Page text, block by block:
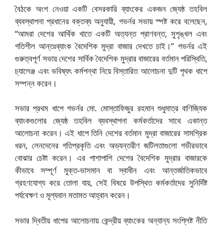
বৈঠকে অংশ নেওয়া একটি বেসরকারি ব্যাংকের একজন জ্যেষ্ঠ তহবিল
ব্যবস্থাপনা প্রধানের বক্তব্য অনুযায়ী, গভর্নর সভায় স্পষ্ট করে বলেছেন,
“আমরা দেশের আর্থিক খাতে একটি অত্যন্ত প্রাণবন্ত, সুশৃঙ্খল এবং
গতিশীল আন্তঃব্যাংক বৈদেশিক মুদ্রা বাজার দেখতে চাই।” গভর্নর এই
গুরুত্বপূর্ণ সভায় দেশের সার্বিক বৈদেশিক মুদ্রার বাজারের বর্তমান পরিস্থিতি,
চ্যালেঞ্জ এবং ভবিষ্যৎ কর্মপন্থা নিয়ে বিস্তারিত আলোচনা দুটি পৃথক ধাপে
সম্পন্ন করেন।
সভার প্রথম ধাপে গভর্নর মো. মোস্তাফিজুর রহমান শুধুমাত্র বাণিজ্যিক
ব্যাংকগুলোর জ্যেষ্ঠ তহবিল ব্যবস্থাপনা কর্মকর্তাদের সাথে একান্ত
আলোচনা করেন। এই ধাপে তিনি দেশের বর্তমান মুদ্রা বাজারের সামগ্রিক
ধরন, লেনদেনের গতিপ্রকৃতি এবং অভ্যন্তরীণ জটিলতাগুলো গভীরভাবে
বোঝার চেষ্টা করেন। এর পাশাপাশি দেশের বৈদেশিক মুদ্রার বাজারকে
কীভাবে সম্পূর্ণ মুক্ত-ভাসমান বা স্বাধীন এবং আন্তর্জাতিকভাবে
গ্রহণযোগ্য করে তোলা যায়, সেই বিষয়ে উপস্থিত কর্মকর্তাদের সুনির্দিষ্ট
পর্যবেক্ষণ ও মূল্যবান মতামত আহ্বান করেন।
সভার দ্বিতীয় ধাপের আলোচনায় কেন্দ্রীয় ব্যাংকের অন্যান্য সংশ্লিষ্ট নীতি